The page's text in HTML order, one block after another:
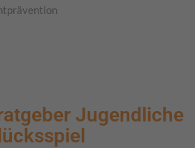
Jugendliche